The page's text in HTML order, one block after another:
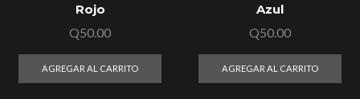
Rojo
Q50.00
AGREGAR AL CARRITO
Azul
Q50.00
AGREGAR AL CARRITO